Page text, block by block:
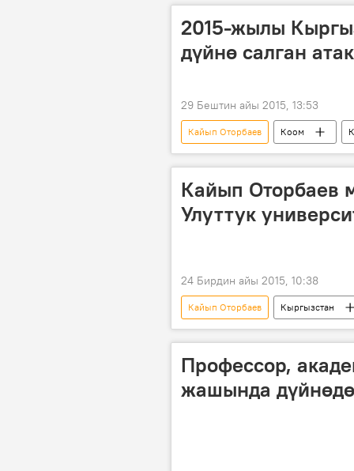
2015-жылы
дүйнө салган
29 Бештин айы 2015, 13:53
Кайып Оторбаев Коом
Александр Мелентьев
Турдакун Усубалиев
Казат
инсандар
дүйнө салуу
Кайып Оторбаев
Улуттук
24 Бирдин айы 2015, 10:38
Кайып Оторбаев Кыргызстан
Профессор,
жашында